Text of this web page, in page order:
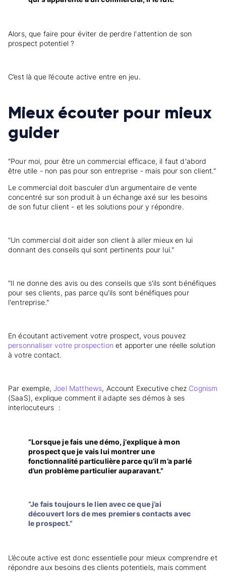
Alors, que faire pour éviter de perdre l'attention de son
prospect potentiel ?
C’est là que l’écoute active entre en jeu.
Mieux écouter pour mieux
guider
"Pour moi, pour être un commercial efficace, il faut d'abord
être utile - non pas pour son entreprise - mais pour son client."
Le commercial doit basculer d’un argumentaire de vente
concentré sur son produit à un échange axé sur les besoins
de son futur client - et les solutions pour y répondre.
"Un commercial doit aider son client à aller mieux en lui
donnant des conseils qui sont pertinents pour lui."
"Il ne donne des avis ou des conseils que s'ils sont bénéfiques
pour ses clients, pas parce qu'ils sont bénéfiques pour
l'entreprise."
En écoutant activement votre prospect, vous pouvez
personnaliser votre prospection et apporter une réelle solution
à votre contact.
Par exemple,Joel Matthews, Account Executive chez Cognism
(SaaS), explique comment il adapte ses démos à ses
interlocuteurs :
“Lorsque je fais une démo, j’explique à mon
prospect que je vais lui montrer une
fonctionnalité particulière parce qu’il m’a parlé
d’un problème particulier auparavant.”
“Je fais toujours le lien avec ce que j’ai
découvert lors de mes premiers contacts avec
le prospect.”
L’écoute active est donc essentielle pour mieux comprendre et
répondre aux besoins des clients potentiels, mais comment